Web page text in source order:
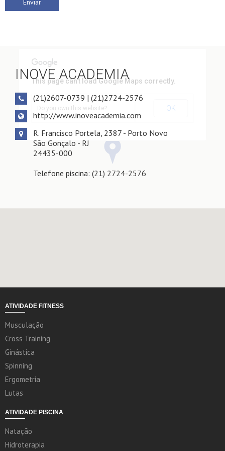
This page can't load Google Maps correctly.
Do you own this website? OK
INOVE ACADEMIA
(21)2607-0739 | (21)2724-2576
http://www.inoveacademia.com
R. Francisco Portela, 2387 - Porto Novo
São Gonçalo - RJ
24435-000
Telefone piscina: (21) 2724-2576
ATIVIDADE FITNESS
Musculação
Cross Training
Ginástica
Spinning
Ergometria
Lutas
ATIVIDADE PISCINA
Natação
Hidroterapia